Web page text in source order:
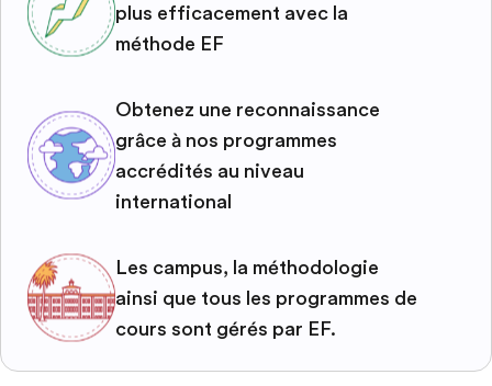
plus efficacement avec la
méthode EF
Obtenez une reconnaissance
grâce à nos programmes
accrédités au niveau
international
Les campus, la méthodologie
ainsi que tous les programmes de
cours sont gérés par EF.